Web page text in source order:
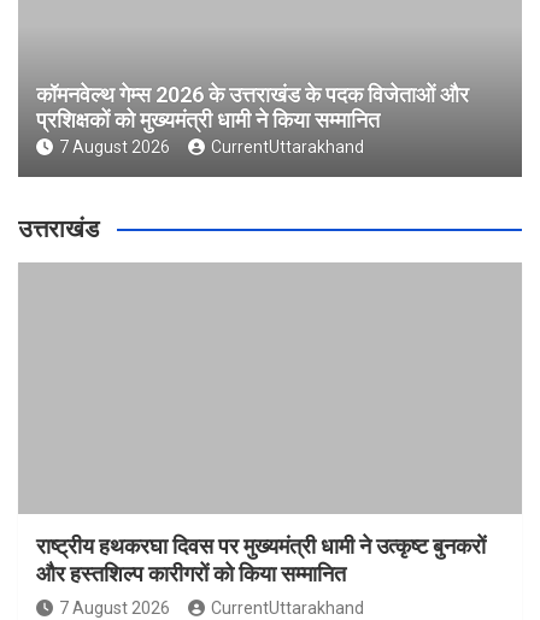
कॉमनवेल्थ गेम्स 2026 के उत्तराखंड के पदक विजेताओं और
प्रशिक्षकों को मुख्यमंत्री धामी ने किया सम्मानित
7 August 2026 CurrentUttarakhand
उत्तराखंड
राष्ट्रीय हथकरघा दिवस पर मुख्यमंत्री धामी ने उत्कृष्ट बुनकरों
और हस्तशिल्प कारीगरों को किया सम्मानित
7 August 2026 CurrentUttarakhand